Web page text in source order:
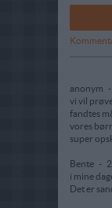
anonym -
vi vil
fandtes
vores
super
Bente -
i mine
Det er